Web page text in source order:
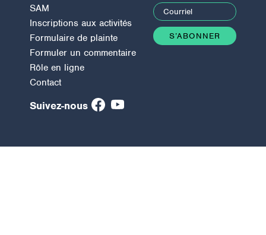
SAM
Inscriptions aux activités
Formulaire de plainte
Formuler un commentaire
Rôle en ligne
Contact
Suivez-nous